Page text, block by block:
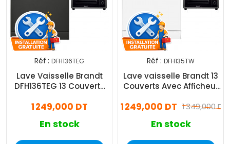
Réf : DFH136TEG
Lave Vaisselle Brandt
DFH136TEG 13 Couverts
1 249,000 DT
En stock
Réf : DFH135TW
Lave vaisselle Brandt 13
Couverts Avec Afficheur
1 349,000 DT
1 249,000 DT
En stock